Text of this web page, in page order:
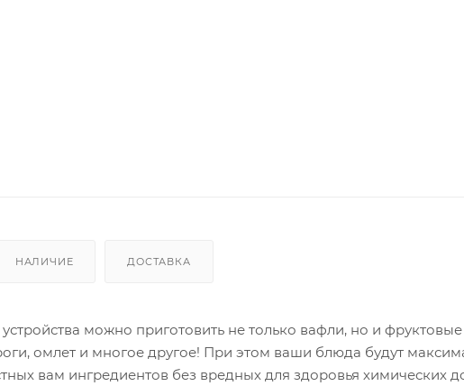
НАЛИЧИЕ ДОСТАВКА
можно приготовить не только вафли, но и
омлет и многое другое! При этом ваши блюда будут
вам ингредиентов без вредных для здоровья химических